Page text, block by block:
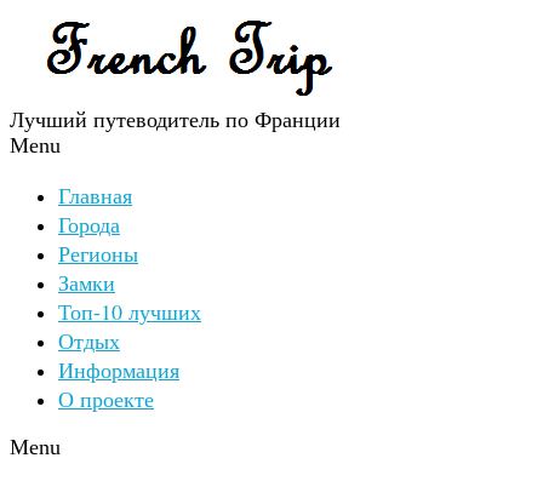
Лучший путеводитель по Франции
Menu
Главная
Города
Регионы
Замки
Топ-10 лучших
Отдых
Информация
О проекте
Menu